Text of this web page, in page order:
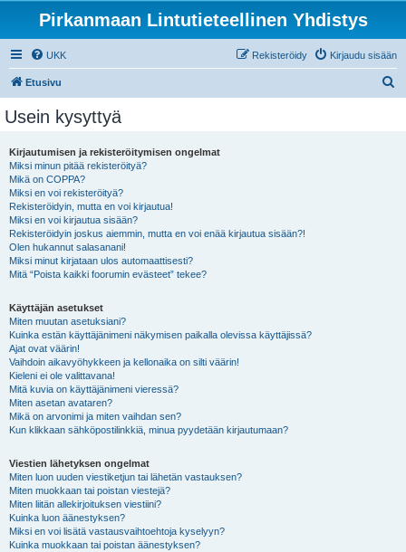
Pirkanmaan Lintutieteellinen Yhdistys
UKK Kirjaudu sisään
Rekisteröidy
Etusivu
Usein kysyttyä
Kirjautumisen ja rekisteröitymisen ongelmat
Miksi minun pitää rekisteröityä?
Mikä on COPPA?
Miksi en voi rekisteröityä?
Rekisteröidyin, mutta en voi kirjautua!
Miksi en voi kirjautua sisään?
Rekisteröidyin joskus aiemmin, mutta en voi enää kirjautua sisään?!
Olen hukannut salasanani!
Miksi minut kirjataan ulos automaattisesti?
Mitä “Poista kaikki foorumin evästeet” tekee?
Käyttäjän asetukset
Miten muutan asetuksiani?
Kuinka estän käyttäjänimeni näkymisen paikalla olevissa käyttäjissä?
Ajat ovat väärin!
Vaihdoin aikavyöhykkeen ja kellonaika on silti väärin!
Kieleni ei ole valittavana!
Mitä kuvia on käyttäjänimeni vieressä?
Miten asetan avataren?
Mikä on arvonimi ja miten vaihdan sen?
Kun klikkaan sähköpostilinkkiä, minua pyydetään kirjautumaan?
Viestien lähetyksen ongelmat
Miten luon uuden viestiketjun tai lähetän vastauksen?
Miten muokkaan tai poistan viestejä?
Miten liitän allekirjoituksen viestiini?
Kuinka luon äänestyksen?
Miksi en voi lisätä vastausvaihtoehtoja kyselyyn?
Kuinka muokkaan tai poistan äänestyksen?